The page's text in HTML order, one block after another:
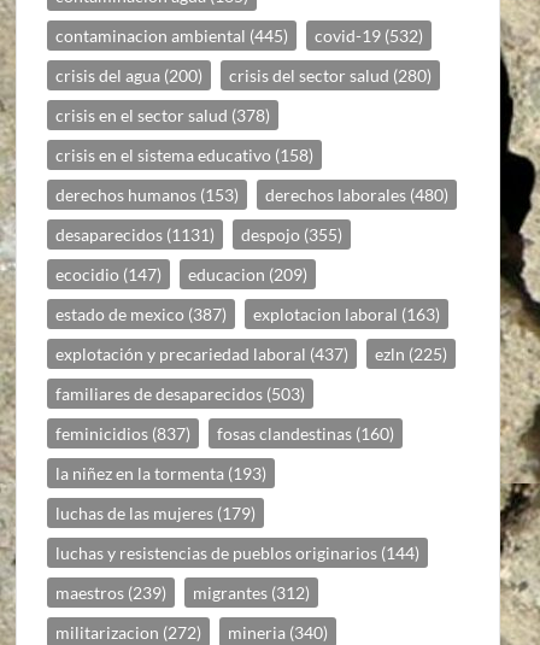
contaminacion ambiental (445) covid-19 (532)
crisis del agua (200) crisis del sector salud (280)
crisis en el sector salud (378)
crisis en el sistema educativo (158)
derechos humanos (153) derechos laborales (480)
desaparecidos (1131) despojo (355)
ecocidio (147) educacion (209)
estado de mexico (387) explotacion laboral (163)
explotación y precariedad laboral (437) ezln (225)
familiares de desaparecidos (503)
feminicidios (837) fosas clandestinas (160)
la niñez en la tormenta (193)
luchas de las mujeres (179)
luchas y resistencias de pueblos originarios (144)
maestros (239) migrantes (312)
militarizacion (272) mineria (340)